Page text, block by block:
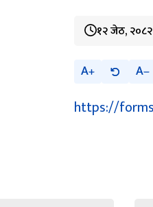
१२ जेठ, २०८२
A A
https://